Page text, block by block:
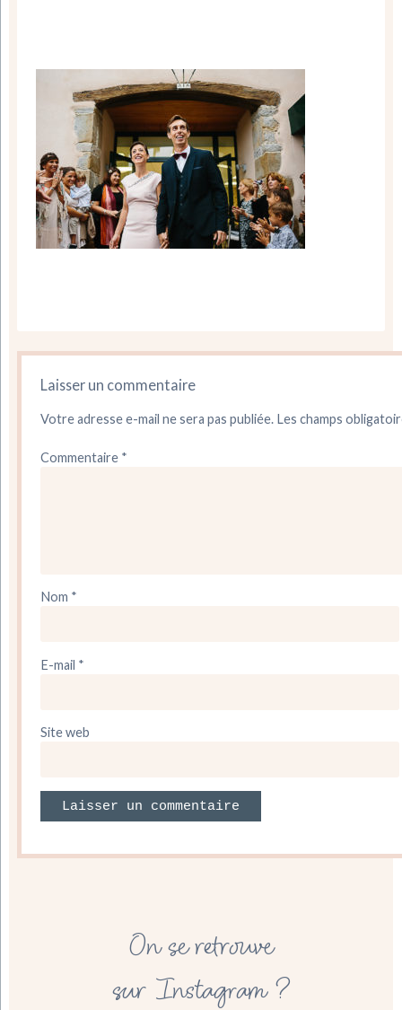
Laisser un commentaire
Votre adresse e-mail ne sera pas publiée. Les champs
Commentaire *
Nom *
E-mail *
Site web
On se retrouve
sur Instagram ?